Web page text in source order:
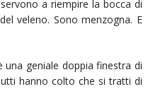
a riempire la bocca di
veleno. Sono menzogna. E
geniale doppia finestra di
hanno colto che si tratti di